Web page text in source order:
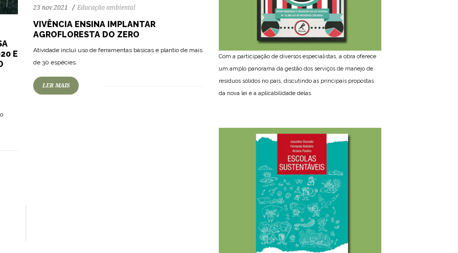
E
23 nov 2021 Educação ambiental
VIVÊNCIA ENSINA IMPLANTAR
AGROFLORESTA DO ZERO
Atividade inclui uso de ferramentas básicas e plantio de mais
de 30 espécies.
LER MAIS
Com a participação de diversos especialistas, a obra oferece
um amplo panorama da gestão dos serviços de manejo de
resíduos sólidos no país, discutindo as principais propostas
da nova lei e a aplicabilidade delas.